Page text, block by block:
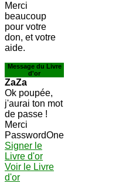
Merci
beaucoup
pour votre
don, et votre
aide.
Message du Livre
d'or
ZaZa
Ok poupée,
j'aurai ton mot
de passe !
Merci
PasswordOne
Signer le
Livre d'or
Voir le Livre
d'or